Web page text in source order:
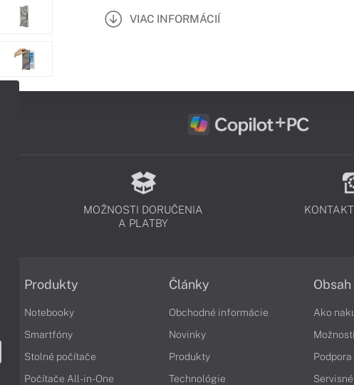
VIAC INFORMÁCIÍ
MOŽNOSTI DORUČENIA
A PLATBY
Produkty
Notebooky
Smartfóny
Stolné počítače
Počítače All-in-One
Články
Obchodné informácie
Novinky
Produkty
Technológie
Obsah
Ako
Podpora